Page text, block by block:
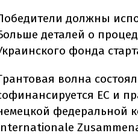
должны
деталей о
фонда
волна
ЕС и
федеральной